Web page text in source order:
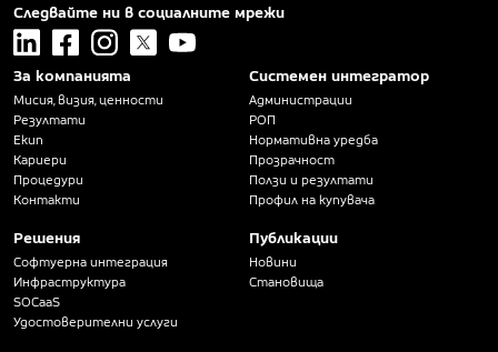
Следвайте ни в социалните мрежи
linkedin facebookinstagram
x youtube
За компанията
Мисия, визия, ценности
Резултати
Екип
Кариери
Процедури
Контакти
Решения
Софтуерна интеграция
Инфраструктура
SOCaaS
Удостоверителни услуги
Системен интегратор
Администрации
РОП
Нормативна уредба
Прозрачност
Ползи и резултати
Профил на купувача
Публикации
Новини
Становища